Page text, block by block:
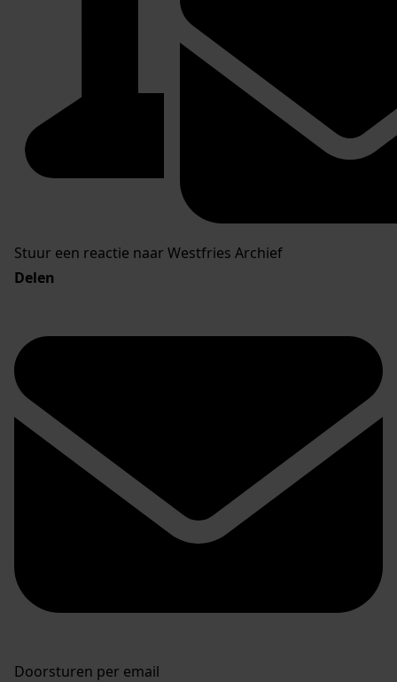
Stuur een reactie naar Westfries Archief
Delen
Doorsturen per email